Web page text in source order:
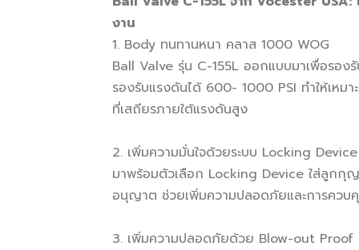
งาน
1. Body ทนทานหนา คลาส 1000 WOG
Ball Valve รุ่น C-155L ออกแบบมาเพื่อรอง
รองรับแรงดันได้ 600- 1000 PSI ทำให้เหม
ที่เสถียรภายใต้แรงดันสูง
2. เพิ่มความมั่นใจด้วยระบบ Locking Device
มาพร้อมตัวเลือก Locking Device ใส่ลูกกุ
อนุญาต ช่วยเพิ่มความปลอดภัยและการควบ
3. เพิ่มความปลอดภัยด้วย Blow-out Proof